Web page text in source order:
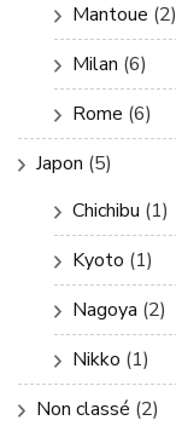
Mantoue (2)
Milan (6)
Rome (6)
Japon (5)
Chichibu (1)
Kyoto (1)
Nagoya (2)
Nikko (1)
Non classé (2)